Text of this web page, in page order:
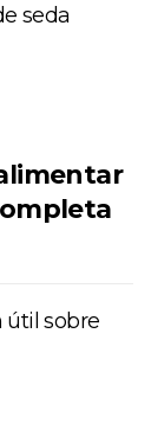
seda
útil sobre